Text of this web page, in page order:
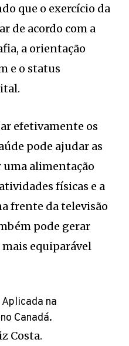
que o exercício da
de acordo com a
a orientação
e o status
efetivamente os
pode ajudar as
uma alimentação
físicas e a
frente da televisão
pode gerar
equiparável
na
Canadá.
Costa.